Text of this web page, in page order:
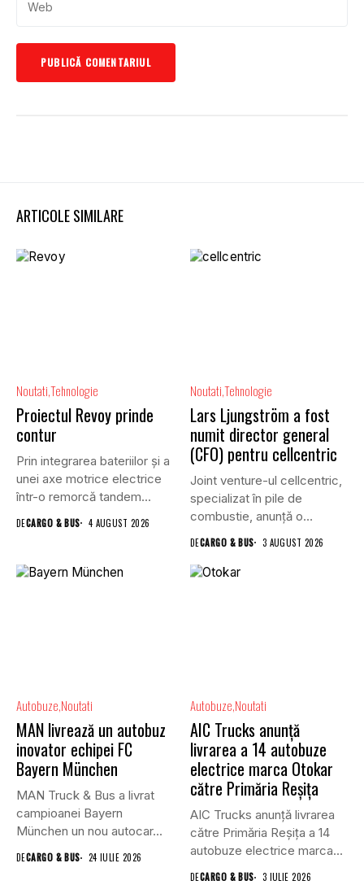
ARTICOLE SIMILARE
NoutatiTehnologie
Proiectul Revoy prinde
contur
Prin integrarea bateriilor și a
unei axe motrice electrice
într-o remorcă tandem...
DECARGO & BUS 4 AUGUST 2026
NoutatiTehnologie
Lars Ljungström a fost
numit director general
(CFO) pentru cellcentric
Joint venture-ul cellcentric,
specializat în pile de
combustie, anunță o
DECARGO & BUS 3 AUGUST 2026
Autobuze Noutati
MAN livrează un autobuz
inovator echipei FC
Bayern München
MAN Truck & Bus a livrat
campioanei Bayern
München un nou autocar...
DECARGO & BUS 24 IULIE 2026
Autobuze Noutati
AIC Trucks anunță
livrarea a 14 autobuze
electrice marca Otokar
către Primăria Reșița
AIC Trucks anunță livrarea
către Primăria Reșița a 14
autobuze electrice marca...
DECARGO & BUS 3 IULIE 2026